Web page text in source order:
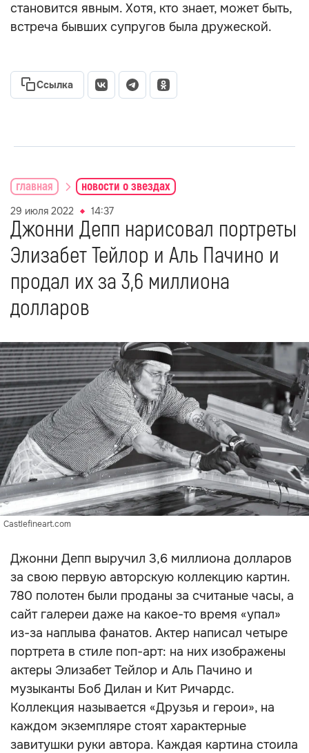
становится явным. Хотя, кто знает, может быть,
встреча бывших супругов была дружеской.
Ссылка
главная новости о звездах
29 июля 2022 14:37
Джонни Депп нарисовал портреты
Элизабет Тейлор и Аль Пачино и
продал их за 3,6 миллиона
долларов
Castlefineart.com
Джонни Депп выручил 3,6 миллиона долларов
за свою первую авторскую коллекцию картин.
780 полотен были проданы за считаные часы, а
сайт галереи даже на какое-то время «упал»
из-за наплыва фанатов. Актер написал четыре
портрета в стиле поп-арт: на них изображены
актеры Элизабет Тейлор и Аль Пачино и
музыканты Боб Дилан и Кит Ричардс.
Коллекция называется «Друзья и герои», на
каждом экземпляре стоят характерные
завитушки руки автора. Каждая картина стоила